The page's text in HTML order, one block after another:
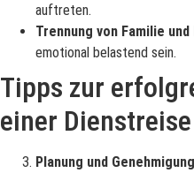
auftreten.
Trennung von Familie und
emotional belastend sein.
Tipps zur
einer Dienstreise
Planung und